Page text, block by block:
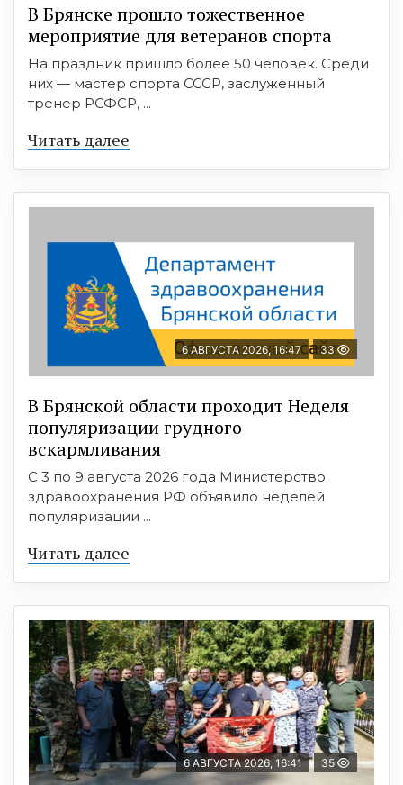
В Брянске прошло тожественное
мероприятие для ветеранов спорта
На праздник пришло более 50 человек. Среди
них — мастер спорта СССР, заслуженный
тренер РСФСР, ...
Читать далее
6 АВГУСТА 2026, 16:47 33
В Брянской области проходит Неделя
популяризации грудного
вскармливания
С 3 по 9 августа 2026 года Министерство
здравоохранения РФ объявило неделей
популяризации ...
Читать далее
6 АВГУСТА 2026, 16:41 35